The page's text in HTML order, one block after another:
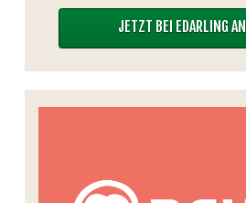
JETZT BEI EDARLING